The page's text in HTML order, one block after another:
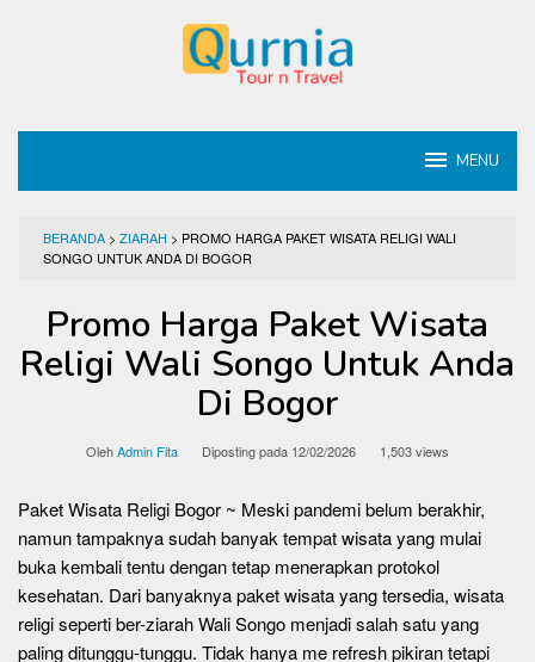
MENU
BERANDA > ZIARAH > PROMO HARGA PAKET WISATA RELIGI WALI
SONGO UNTUK ANDA DI BOGOR
Promo Harga Paket Wisata
Religi Wali Songo Untuk Anda
Di Bogor
OlehAdmin Fita Diposting pada 12/02/2026 1,503 views
Paket Wisata Religi Bogor ~ Meski pandemi belum berakhir,
namun tampaknya sudah banyak tempat wisata yang mulai
buka kembali tentu dengan tetap menerapkan protokol
kesehatan. Dari banyaknya paket wisata yang tersedia, wisata
religi seperti ber-ziarah Wali Songo menjadi salah satu yang
paling ditunggu-tunggu. Tidak hanya me refresh pikiran tetapi